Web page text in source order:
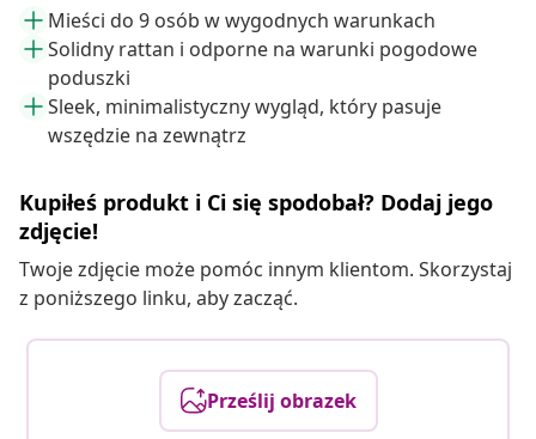
Mieści do 9 osób w wygodnych warunkach
Solidny rattan i odporne na warunki pogodowe
poduszki
Sleek, minimalistyczny wygląd, który pasuje
wszędzie na zewnątrz
Kupiłeś produkt i Ci się spodobał? Dodaj jego
zdjęcie!
Twoje zdjęcie może pomóc innym klientom. Skorzystaj
z poniższego linku, aby zacząć.
Prześlij obrazek